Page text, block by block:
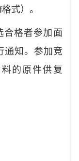
格式）。
合格者参加面
通知。参加竞
的原件供复